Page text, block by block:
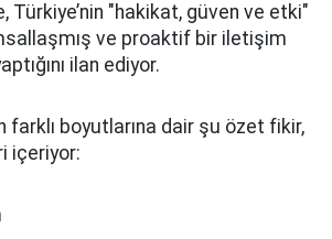
Türkiye’nin "hakikat, güven ve etki"
ve proaktif bir iletişim
ilan ediyor.
farklı boyutlarına dair şu özet fikir,
içeriyor: